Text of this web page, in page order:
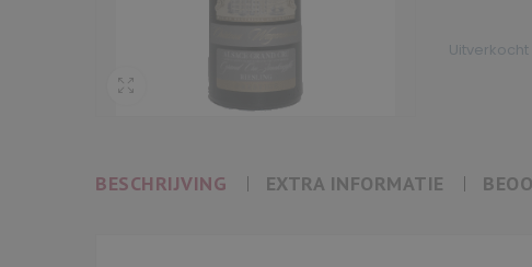
Uitverkocht
BESCHRIJVING EXTRA INFORMATIE